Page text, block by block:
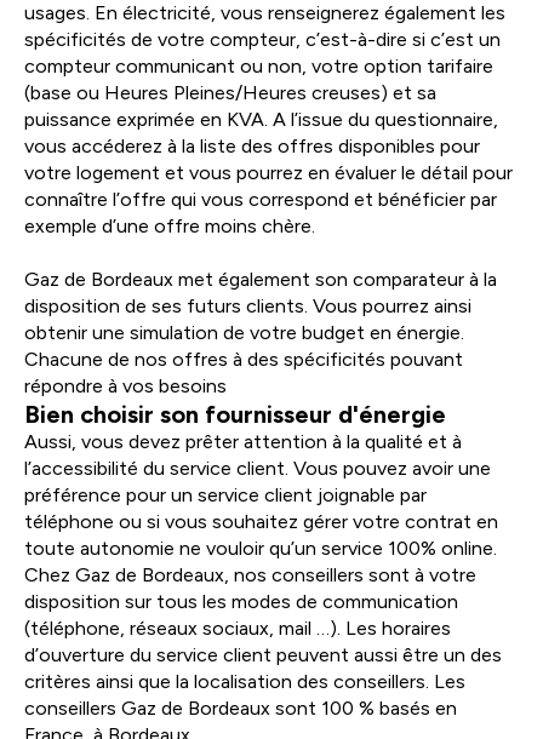
usages. En électricité, vous renseignerez également les
spécificités de votre compteur, c’est-à-dire si c’est un
compteur communicant ou non, votre option tarifaire
(base ou Heures Pleines/Heures creuses) et sa
puissance exprimée en KVA. A l’issue du questionnaire,
vous accéderez à la liste des offres disponibles pour
votre logement et vous pourrez en évaluer le détail pour
connaître l’offre qui vous correspond et bénéficier par
exemple d’une offre moins chère.
Gaz de Bordeaux met également son comparateur à la
disposition de ses futurs clients. Vous pourrez ainsi
obtenir une simulation de votre budget en énergie.
Chacune de nos offres à des spécificités pouvant
répondre à vos besoins
Bien choisir son fournisseur d'énergie
Aussi, vous devez prêter attention à la qualité et à
l’accessibilité du service client. Vous pouvez avoir une
préférence pour un service client joignable par
téléphone ou si vous souhaitez gérer votre contrat en
toute autonomie ne vouloir qu’un service 100% online.
Chez Gaz de Bordeaux, nos conseillers sont à votre
disposition sur tous les modes de communication
(téléphone, réseaux sociaux, mail …). Les horaires
d’ouverture du service client peuvent aussi être un des
critères ainsi que la localisation des conseillers. Les
conseillers Gaz de Bordeaux sont 100 % basés en